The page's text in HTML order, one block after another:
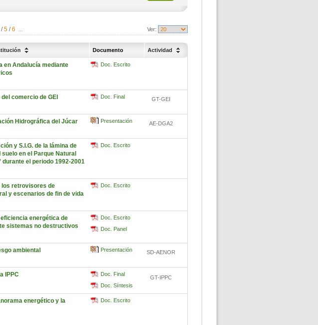
/ 5 / 6 ... Ver:
Documento Actividad
en Andalucía mediante
Doc. Escrito
comercio de GEI Doc. Final GT-GEI
Hidrográfica del Júcar
Presentación AE-DGA2
y S.I.G. de la lámina de
en el Parque Natural
durante el periodo 1992-2001
Doc. Escrito
los retrovisores de
y escenarios de fin de vida
Doc. Escrito
energética de
sistemas no destructivos
Doc. Escrito
Doc. Panel
ambiental
Presentación SD-AENOR
IPPC
Doc. Final
Doc. Síntesis
GT-IPPC
energético y la
Doc. Escrito